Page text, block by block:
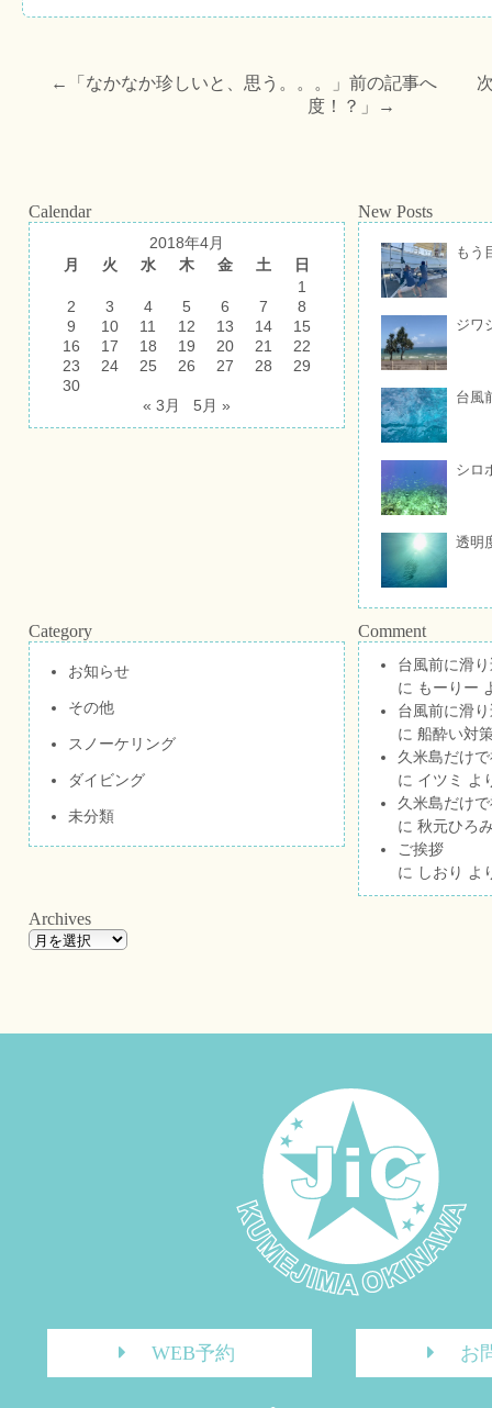
←「 なかなか珍しいと、思う。。。
」前の記事へ 次
度！？ 」→
Calendar
2018年4月
月
火 水 木 金 土
日
1
2
3 4 5 6 7
8
9
10 11 12 13 14
15
16
17 18 19 20 21
22
23
24 25 26 27 28
29
30
« 3月
5月 »
New Posts
もう
ジワ
台風
シロ
透明
Category
お知らせ
その他
スノーケリング
ダイビング
未分類
Comment
台風前に滑
に もーりー
台風前に滑
に 船酔い対
久米島だけ
に イツミ
よ
久米島だけ
に 秋元ひろ
ご挨拶
に しおり よ
Archives
WEB予約 お